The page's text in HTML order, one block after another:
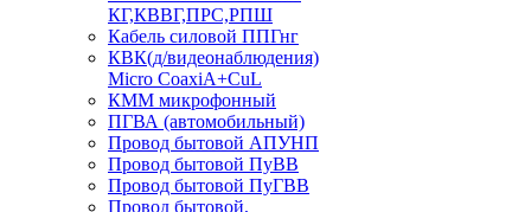
КГ,КВВГ,ПРС,РПШ
Кабель силовой ППГнг
КВК(д/видеонаблюдения)
Micro CoaxiA+CuL
КММ микрофонный
ПГВА (автомобильный)
Провод бытовой АПУНП
Провод бытовой ПуВВ
Провод бытовой ПуГВВ
Провод бытовой,